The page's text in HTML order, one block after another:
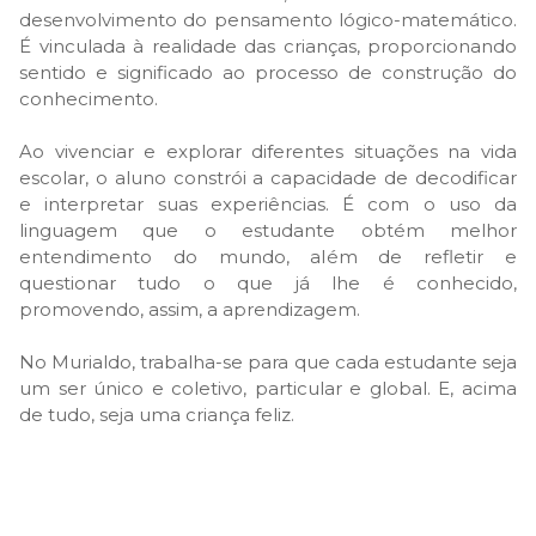
desenvolvimento do pensamento lógico-matemático.
É vinculada à realidade das crianças, proporcionando
sentido e significado ao processo de construção do
conhecimento.
Ao vivenciar e explorar diferentes situações na vida
escolar, o aluno constrói a capacidade de decodificar
e interpretar suas experiências. É com o uso da
linguagem que o estudante obtém melhor
entendimento do mundo, além de refletir e
questionar tudo o que já lhe é conhecido,
promovendo, assim, a aprendizagem.
No Murialdo, trabalha-se para que cada estudante seja
um ser único e coletivo, particular e global. E, acima
de tudo, seja uma criança feliz.